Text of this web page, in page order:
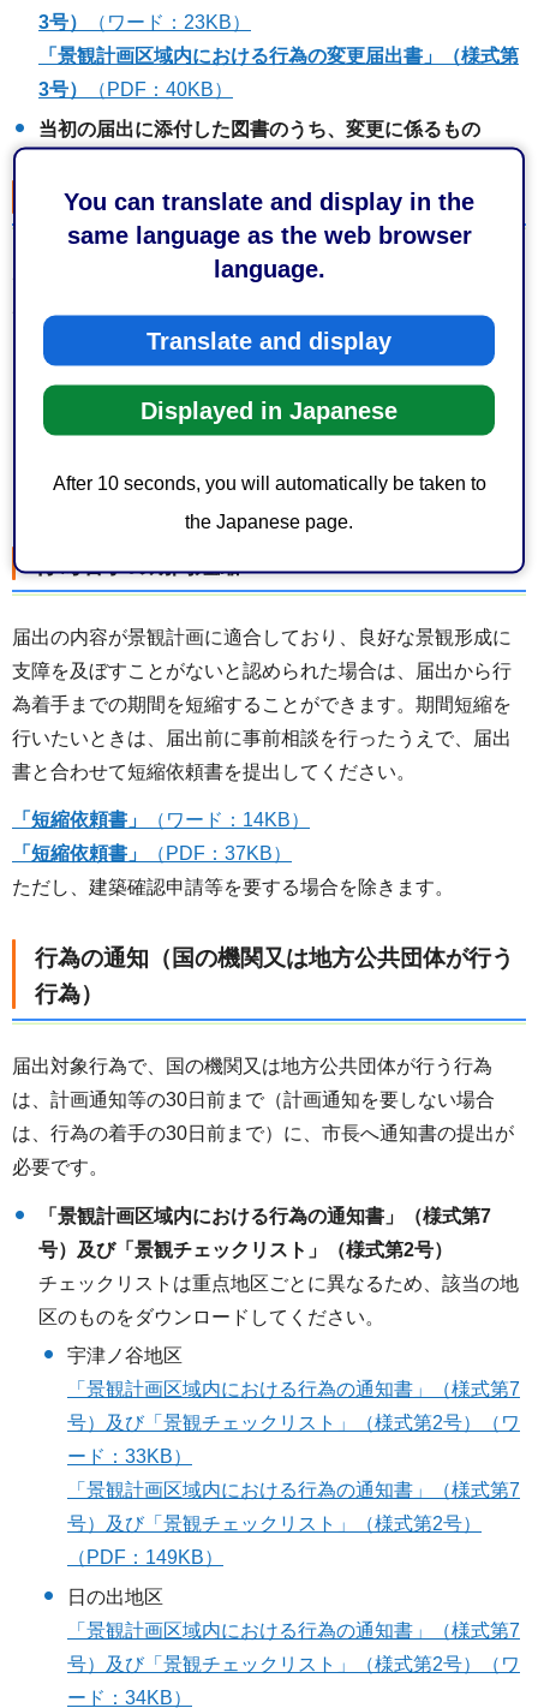
You can translate and display in the
same language as the web browser
language.
Translate and display
Displayed in Japanese
After 10 seconds, you will automatically be taken to
the Japanese page.
3号）
（ワード：23KB）
「景観計画区域内における行為の変更届出書」（様式第
3号）
（PDF：40KB）
当初の届出に添付した図書のうち、変更に係るもの
完了の届出
届出の行為が完了した場合は、遅滞なく市長へ下記の完了
「景観計画区域内における行為の完了届出書」（様式第
4号）（ワード：23KB）
「景観計画区域内における行為の完了届出書」（様式第
行為が完了したことを示す写真（任意書式）
行為着手の期間短縮
届出の内容が景観計画に適合しており、良好な景観形成に
支障を及ぼすことがないと認められた場合は、届出から行
為着手までの期間を短縮することができます。期間短縮を
行いたいときは、届出前に事前相談を行ったうえで、届出
書と合わせて短縮依頼書を提出してください。
「短縮依頼書」
（ワード：14KB）
「短縮依頼書」
（PDF：37KB）
ただし、建築確認申請等を要する場合を除きます。
行為の通知（国の機関又は地方公共団体が行う
行為）
届出対象行為で、国の機関又は地方公共団体が行う行為
は、計画通知等の30日前まで（計画通知を要しない場合
は、行為の着手の30日前まで）に、市長へ通知書の提出が
必要です。
「景観計画区域内における行為の通知書」（様式第7
号）及び「景観チェックリスト」（様式第2号）
チェックリストは重点地区ごとに異なるため、該当の地
区のものをダウンロードしてください。
宇津ノ谷地区
「景観計画区域内における行為の通知書」（様式第7
号）及び「景観チェックリスト」（様式第2号）（ワ
ード：33KB）
「景観計画区域内における行為の通知書」（様式第7
号）及び「景観チェックリスト」（様式第2号）
（PDF：149KB）
日の出地区
「景観計画区域内における行為の通知書」（様式第7
号）及び「景観チェックリスト」（様式第2号）（ワ
ード：34KB）